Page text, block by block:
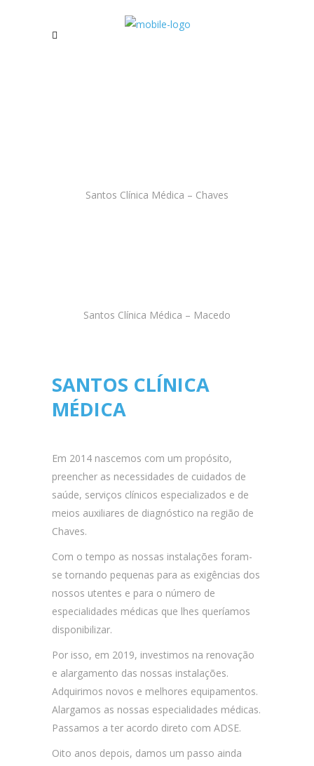
Santos Clínica Médica – Chaves
Santos Clínica Médica – Macedo
SANTOS CLÍNICA
MÉDICA
Em 2014 nascemos com um propósito,
preencher as necessidades de cuidados de
saúde, serviços clínicos especializados e de
meios auxiliares de diagnóstico na região de
Chaves.
Com o tempo as nossas instalações foram-
se tornando pequenas para as exigências dos
nossos utentes e para o número de
especialidades médicas que lhes queríamos
disponibilizar.
Por isso, em 2019, investimos na renovação
e alargamento das nossas instalações.
Adquirimos novos e melhores equipamentos.
Alargamos as nossas especialidades médicas.
Passamos a ter acordo direto com ADSE.
Oito anos depois, damos um passo ainda